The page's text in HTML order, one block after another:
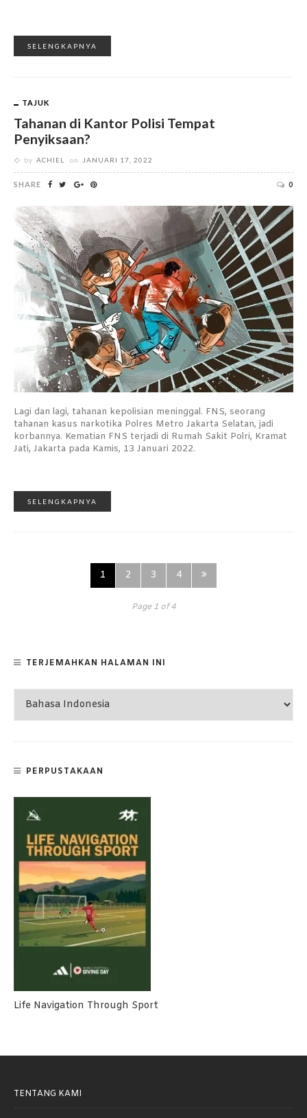
SELENGKAPNYA
TAJUK
Tahanan di Kantor Polisi Tempat
Penyiksaan?
by ACHIEL on JANUARI 17, 2022
SHARE 0
Lagi dan lagi, tahanan kepolisian meninggal. FNS, seorang
tahanan kasus narkotika Polres Metro Jakarta Selatan, jadi
korbannya. Kematian FNS terjadi di Rumah Sakit Polri, Kramat
Jati, Jakarta pada Kamis, 13 Januari 2022.
SELENGKAPNYA
1 2 3 4
Page 1 of 4
TERJEMAHKAN HALAMAN INI
PERPUSTAKAAN
Life Navigation Through Sport
TENTANG KAMI